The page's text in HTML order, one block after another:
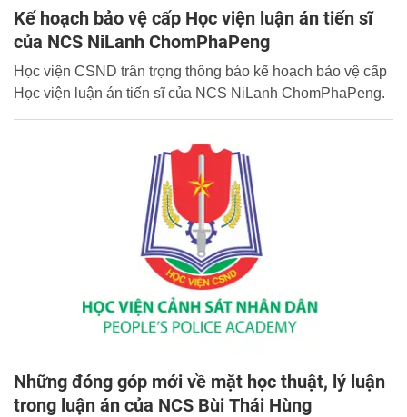
Kế hoạch bảo vệ cấp Học viện luận án tiến sĩ
của NCS NiLanh ChomPhaPeng
Học viện CSND trân trọng thông báo kế hoạch bảo vệ cấp
Học viện luận án tiến sĩ của NCS NiLanh ChomPhaPeng.
Những đóng góp mới về mặt học thuật, lý luận
trong luận án của NCS Bùi Thái Hùng